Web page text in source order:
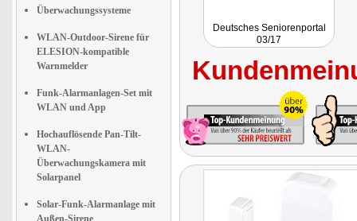
Überwachungssysteme
WLAN-Outdoor-Sirene für
ELESION-kompatible
Warnmelder
Funk-Alarmanlagen-Set mit
WLAN und App
Hochauflösende Pan-Tilt-
WLAN-
Überwachungskamera mit
Solarpanel
Solar-Funk-Alarmanlage mit
Außen-Sirene
Deutsches Seniorenportal
03/17